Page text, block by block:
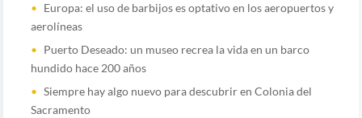
Europa: el uso de barbijos es optativo en los aeropuertos y
aerolíneas
Puerto Deseado: un museo recrea la vida en un barco
hundido hace 200 años
Siempre hay algo nuevo para descubrir en Colonia del
Sacramento